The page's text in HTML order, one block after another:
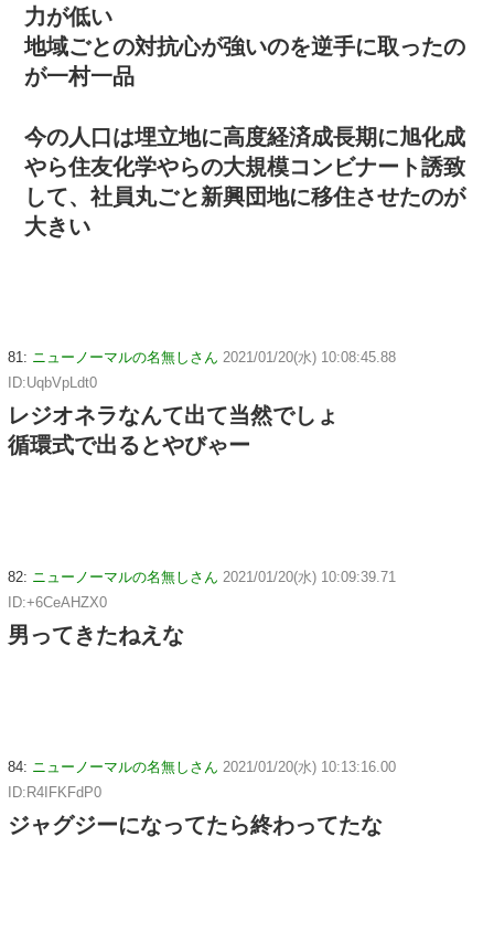
力が低い
地域ごとの対抗心が強いのを逆手に取ったの
が一村一品
今の人口は埋立地に高度経済成長期に旭化成
やら住友化学やらの大規模コンビナート誘致
して、社員丸ごと新興団地に移住させたのが
大きい
81: ニューノーマルの名無しさん 2021/01/20(水) 10:08:45.88
ID:UqbVpLdt0
レジオネラなんて出て当然でしょ
循環式で出るとやびゃー
82: ニューノーマルの名無しさん 2021/01/20(水) 10:09:39.71
ID:+6CeAHZX0
男ってきたねえな
84: ニューノーマルの名無しさん 2021/01/20(水) 10:13:16.00
ID:R4IFKFdP0
ジャグジーになってたら終わってたな